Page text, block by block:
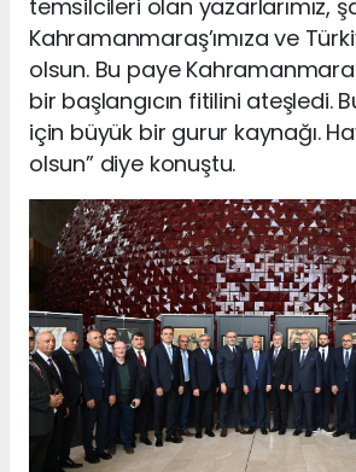
temsilcileri olan yazarlarımız,
Kahramanmaraş’ımıza ve
olsun. Bu paye
bir başlangıcın fitilini ateşledi.
için büyük bir gurur kaynağı.
olsun” diye konuştu.